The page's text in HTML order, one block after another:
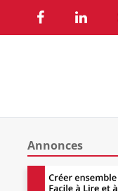
Annonces